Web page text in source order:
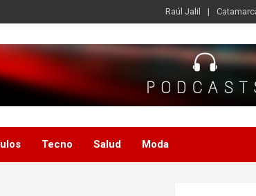
Raúl Jalil
Tecno Salud Moda